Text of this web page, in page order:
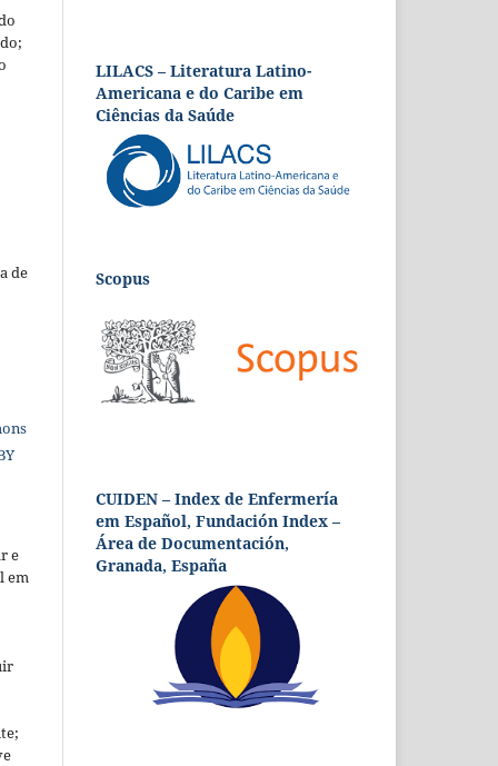
de
e
em
LILACS – Literatura Latino-
Americana e do Caribe em
Ciências da Saúde
Scopus
CUIDEN – Index de Enfermería
em Español, Fundación Index –
Área de Documentación,
Granada, España